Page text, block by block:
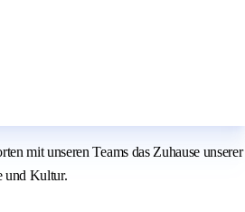
mit unseren Teams das Zuhause unserer
und Kultur.